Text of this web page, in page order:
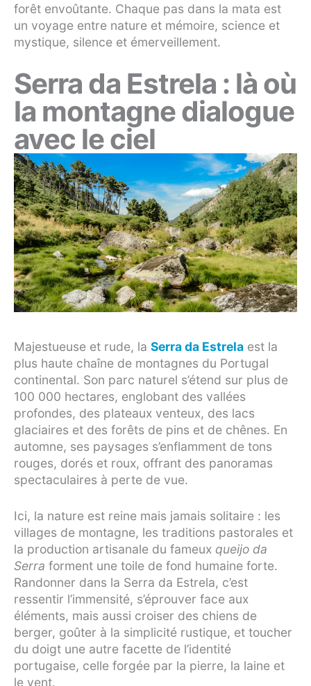
forêt envoûtante. Chaque pas dans la mata est
un voyage entre nature et mémoire, science et
mystique, silence et émerveillement.
Serra da Estrela : là où
la montagne dialogue
avec le ciel
Majestueuse et rude, la Serra da Estrela est la
plus haute chaîne de montagnes du Portugal
continental. Son parc naturel s’étend sur plus de
100 000 hectares, englobant des vallées
profondes, des plateaux venteux, des lacs
glaciaires et des forêts de pins et de chênes. En
automne, ses paysages s’enflamment de tons
rouges, dorés et roux, offrant des panoramas
spectaculaires à perte de vue.
Ici, la nature est reine mais jamais solitaire : les
villages de montagne, les traditions pastorales et
la production artisanale du fameux queijo da
Serra forment une toile de fond humaine forte.
Randonner dans la Serra da Estrela, c’est
ressentir l’immensité, s’éprouver face aux
éléments, mais aussi croiser des chiens de
berger, goûter à la simplicité rustique, et toucher
du doigt une autre facette de l’identité
portugaise, celle forgée par la pierre, la laine et
le vent.